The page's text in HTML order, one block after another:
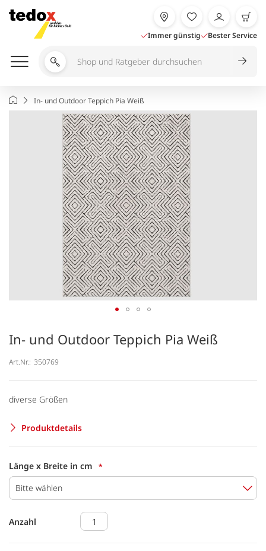
Inhalt
springen
Immer günstig Bester Service
Shop
durchsuchen
StartseiteIn- und Outdoor Teppich Pia Weiß
In- und Outdoor Teppich Pia Weiß
Art.Nr.: 350769
diverse Größen
Produktdetails
Länge x Breite in cm
Bitte wählen
Anzahl